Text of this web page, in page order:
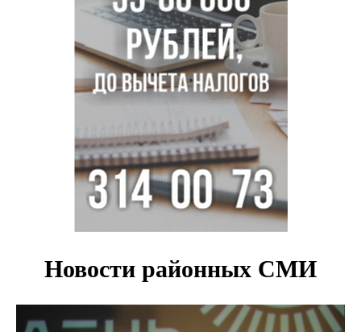
Легендарный хоккеист Тарасенко вернулся к брату в